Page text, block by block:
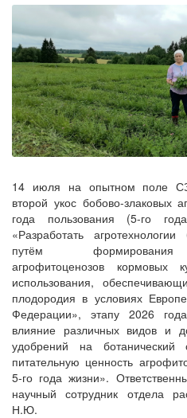
14 июля на опытном поле
второй укос бобово-злаковых
года пользования (5-го
«Разработать
путём формирования
агрофитоценозов кормовых
использования,
плодородия в условиях
Федерации», этапу 2026
влияние различных видов и
удобрений на ботанический
питательную ценность
5-го года жизни».
научный сотрудник отдела
Н.Ю.